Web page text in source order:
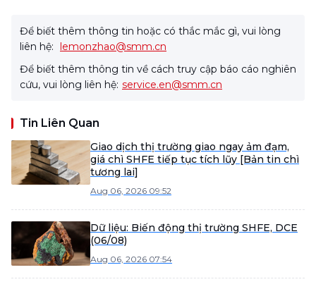
Để biết thêm thông tin hoặc có thắc mắc gì, vui lòng
liên hệ: lemonzhao@smm.cn
Để biết thêm thông tin về cách truy cập báo cáo nghiên
cứu, vui lòng liên hệ: service.en@smm.cn
Tin Liên Quan
Giao dịch thị trường giao ngay ảm đạm,
giá chì SHFE tiếp tục tích lũy [Bản tin chì
tương lai]
Aug 06, 2026 09:52
Dữ liệu: Biến động thị trường SHFE, DCE
(06/08)
Aug 06, 2026 07:54